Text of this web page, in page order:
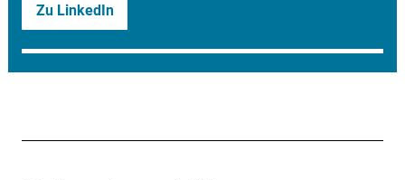
Zu LinkedIn